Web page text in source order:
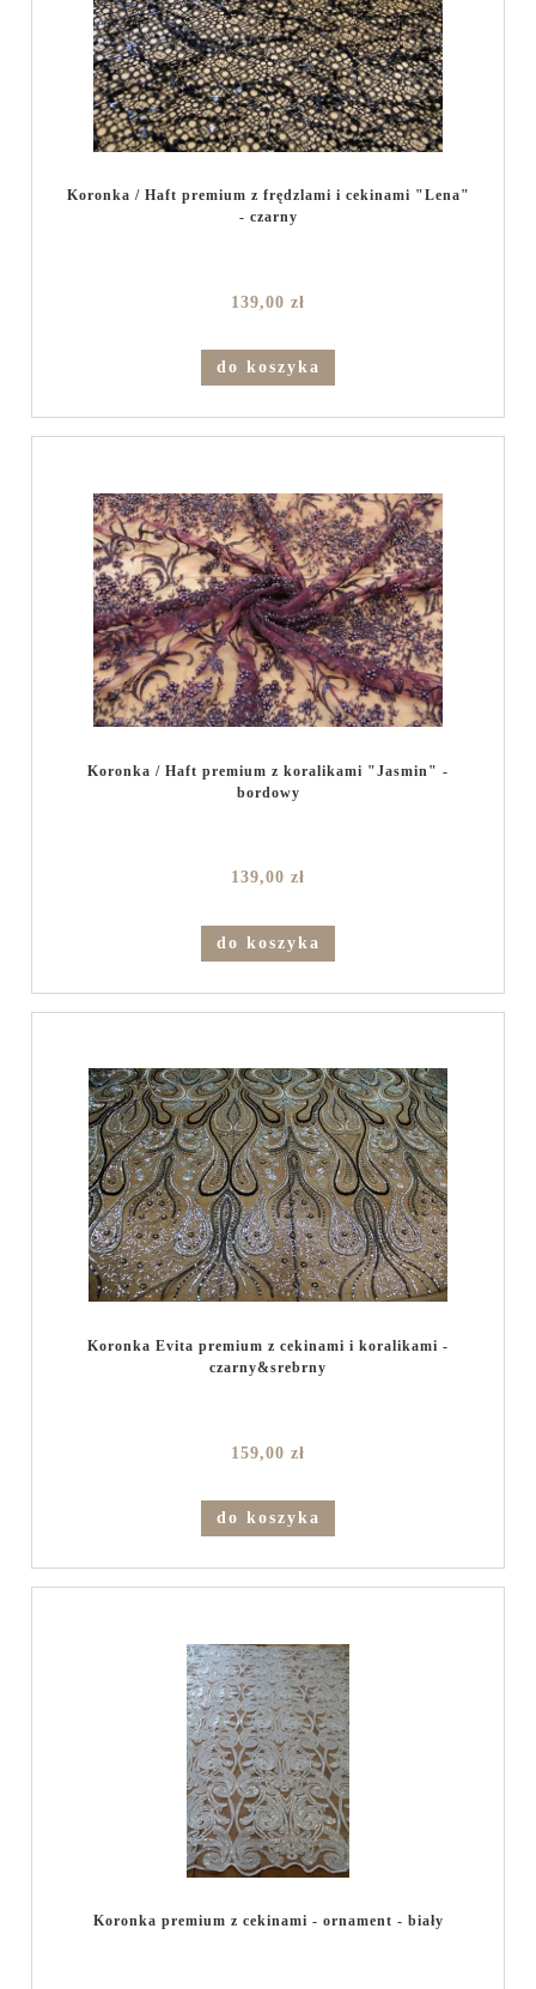
Koronka / Haft premium z frędzlami i cekinami "Lena"
- czarny
139,00 zł
do koszyka
Koronka / Haft premium z koralikami "Jasmin" -
bordowy
139,00 zł
do koszyka
Koronka Evita premium z cekinami i koralikami -
czarny&srebrny
159,00 zł
do koszyka
Koronka premium z cekinami - ornament - biały